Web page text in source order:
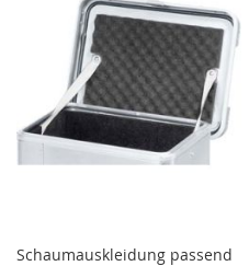
Schaumauskleidung passend